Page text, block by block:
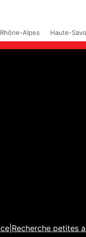
Rhône-Alpes Haute-
Recherche petites